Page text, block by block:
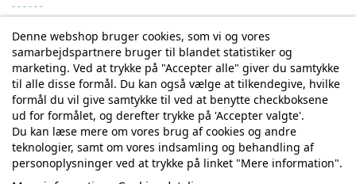
Min konto Ordrehistorik
Tilmelding til Nyhedsbrev
Vi deler aldrig din email-adresse med tredjepart
Tilmeld
Denne webshop bruger cookies, som vi og vores
samarbejdspartnere bruger til blandet statistiker og
marketing. Ved at trykke på "Accepter alle" giver du samtykke
til alle disse formål. Du kan også vælge at tilkendegive, hvilke
formål du vil give samtykke til ved at benytte checkboksene
ud for formålet, og derefter trykke på 'Accepter valgte'.
Du kan læse mere om vores brug af cookies og andre
teknologier, samt om vores indsamling og behandling af
personoplysninger ved at trykke på linket "Mere information".